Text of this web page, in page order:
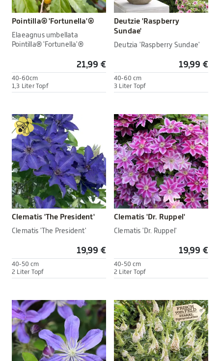
Pointilla® 'Fortunella'®
Elaeagnus umbellata
Pointilla® 'Fortunella'®
21,99 €
40-60cm
1,3 Liter Topf
Deutzie 'Raspberry
Sundae'
Deutzia 'Raspberry Sundae'
19,99 €
40-60 cm
3 Liter Topf
Clematis 'The President'
Clematis 'The President'
19,99 €
40-50 cm
2 Liter Topf
Clematis 'Dr. Ruppel'
Clematis 'Dr. Ruppel'
19,99 €
40-50 cm
2 Liter Topf